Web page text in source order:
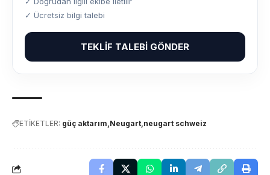
✓ Ücretsiz bilgi talebi
TEKLIF TALEBI GÖNDER
ETİKETLER: güç aktarım Neugart neugart schweiz